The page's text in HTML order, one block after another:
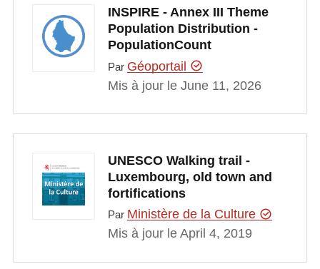
INSPIRE - Annex III Theme
Population Distribution -
PopulationCount
Par Géoportail
Mis à jour le June 11, 2026
UNESCO Walking trail -
Luxembourg, old town and
fortifications
Par Ministère de la Culture
Mis à jour le April 4, 2019